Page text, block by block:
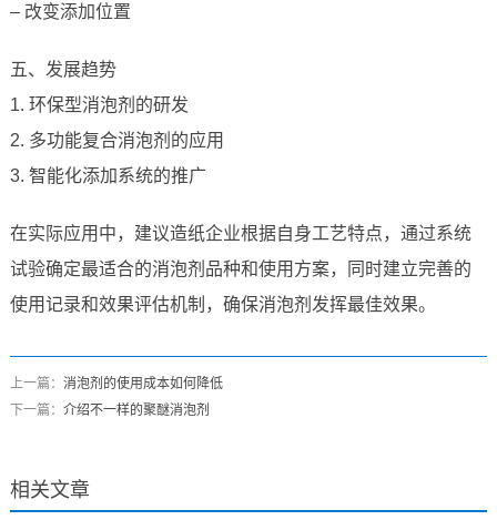
– 改变添加位置
五、发展趋势
1. 环保型消泡剂的研发
2. 多功能复合消泡剂的应用
3. 智能化添加系统的推广
在实际应用中，建议造纸企业根据自身工艺特点，通过系统
试验确定最适合的消泡剂品种和使用方案，同时建立完善的
使用记录和效果评估机制，确保消泡剂发挥最佳效果。
上一篇： 消泡剂的使用成本如何降低
下一篇： 介绍不一样的聚醚消泡剂
相关文章